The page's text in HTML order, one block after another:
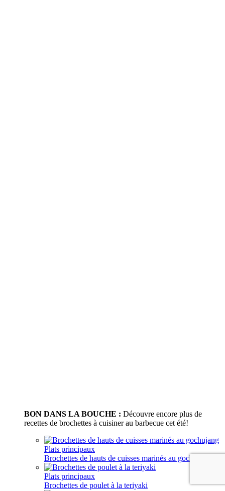
BON DANS LA BOUCHE : Découvre encore plus de
recettes de brochettes à cuisiner au barbecue cet été!
Plats principaux
Brochettes de hauts de cuisses marinés au gochujang
Plats principaux
Brochettes de poulet à la teriyaki